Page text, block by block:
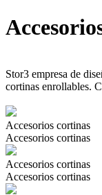
Stor3 empresa de
cortinas enrollables.
Accesorios cortinas
Accesorios cortinas
Accesorios cortinas
Accesorios cortinas